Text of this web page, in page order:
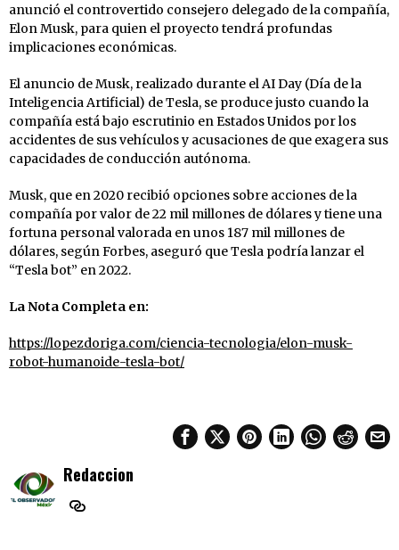
anunció el controvertido consejero delegado de la compañía,
Elon Musk, para quien el proyecto tendrá profundas
implicaciones económicas.
El anuncio de Musk, realizado durante el AI Day (Día de la
Inteligencia Artificial) de Tesla, se produce justo cuando la
compañía está bajo escrutinio en Estados Unidos por los
accidentes de sus vehículos y acusaciones de que exagera sus
capacidades de conducción autónoma.
Musk, que en 2020 recibió opciones sobre acciones de la
compañía por valor de 22 mil millones de dólares y tiene una
fortuna personal valorada en unos 187 mil millones de
dólares, según Forbes, aseguró que Tesla podría lanzar el
“Tesla bot” en 2022.
La Nota Completa en:
https://lopezdoriga.com/ciencia-tecnologia/elon-musk-
robot-humanoide-tesla-bot/
Redaccion